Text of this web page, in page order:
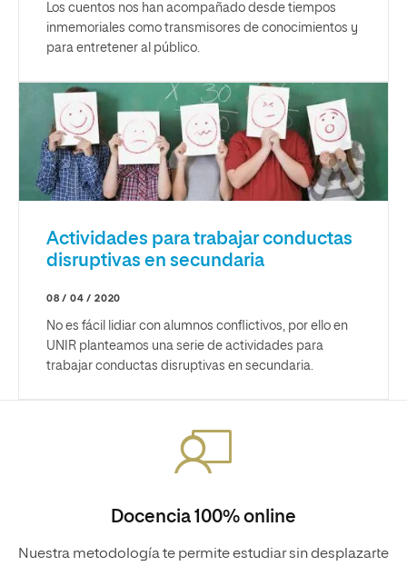
Los cuentos nos han acompañado desde tiempos
inmemoriales como transmisores de conocimientos y
para entretener al público.
Actividades para trabajar conductas
disruptivas en secundaria
08 / 04 / 2020
No es fácil lidiar con alumnos conflictivos, por ello en
UNIR planteamos una serie de actividades para
trabajar conductas disruptivas en secundaria.
Docencia 100% online
Nuestra metodología te permite estudiar sin desplazarte